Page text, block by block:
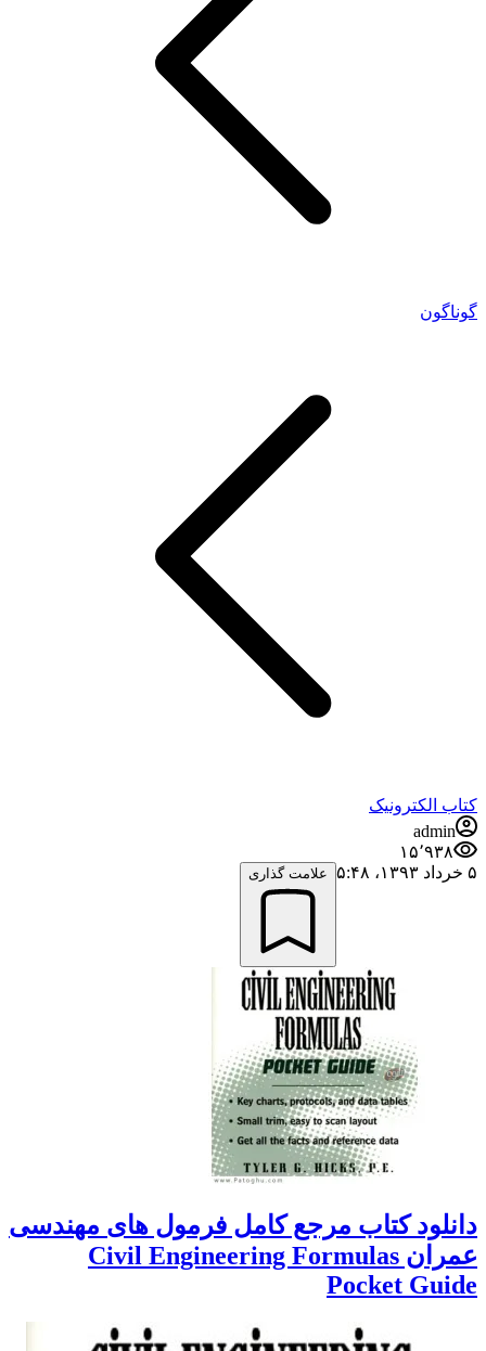
گوناگون
کتاب الکترونیک
admin
۱۵٬۹۳۸
۵ خرداد ۱۳۹۳،‏ ۵:۴۸
علامت گذاری
دانلود کتاب مرجع کامل فرمول های مهندسی
عمران Civil Engineering Formulas
Pocket Guide